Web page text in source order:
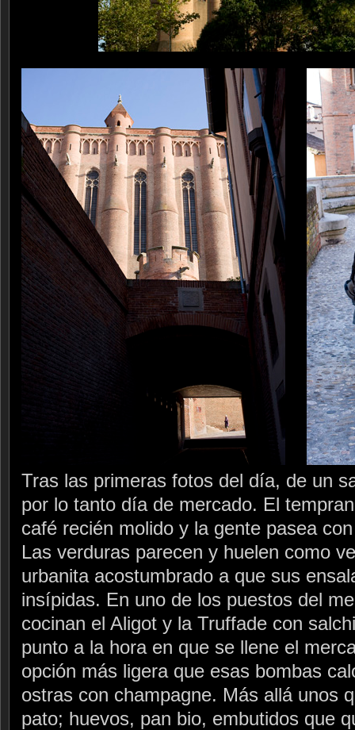
Tras las primeras fotos del día, de un
por lo tanto día de mercado. El
café recién molido y la gente pasea
Las verduras parecen y huelen como
urbanita acostumbrado a que sus
insípidas. En uno de los puestos del
cocinan el Aligot y la Truffade con
punto a la hora en que se llene el
opción más ligera que esas bombas
ostras con champagne. Más allá unos
pato; huevos, pan bio, embutidos que